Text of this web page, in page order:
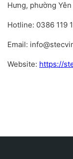
Hưng, phường
Hotline: 0386 119
Email:
Website: https://